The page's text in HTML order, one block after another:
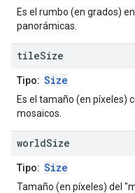
Es el rumbo (en grados)
panorámicas.
tileSize
Tipo: Size
Es el tamaño (en píxeles)
mosaicos.
worldSize
Tipo: Size
Tamaño (en píxeles) del